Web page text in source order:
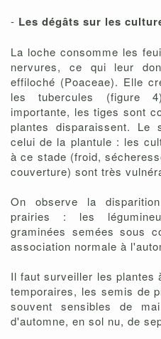
- Les dégâts sur les
La loche consomme les
nervures, ce qui leur
effiloché (Poaceae). Elle
les tubercules (figure
importante, les tiges sont
plantes disparaissent.
celui de la plantule : les
à ce stade (froid,
couverture) sont très
On observe la
prairies : les
graminées semées sous
association normale à
Il faut surveiller les plantes
temporaires, les semis de
souvent sensibles de
d'automne, en sol nu, de